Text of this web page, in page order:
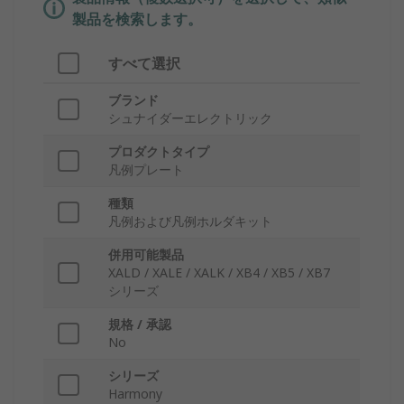
製品を検索します。
すべて選択
ブランド
シュナイダーエレクトリック
プロダクトタイプ
凡例プレート
種類
凡例および凡例ホルダキット
併用可能製品
XALD / XALE / XALK / XB4 / XB5 / XB7
シリーズ
規格 / 承認
No
シリーズ
Harmony